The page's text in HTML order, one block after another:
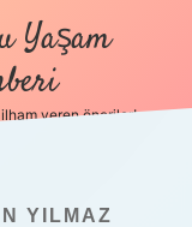
Yaşam
veren öneriler!
YILMAZ